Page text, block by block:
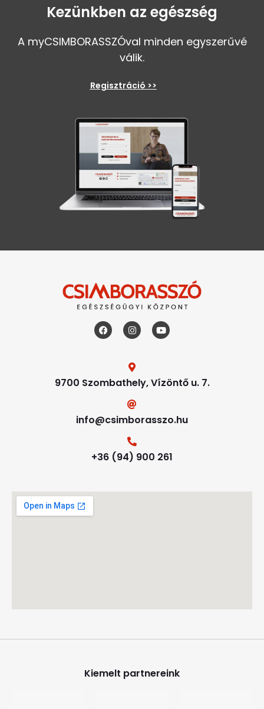
Kezünkben az egészség
A myCSIMBORASSZÓval minden egyszerűvé
válik.
Regisztráció >>
9700 Szombathely, Vízöntő u. 7.
info@csimborasszo.hu
+36 (94) 900 261
Kiemelt partnereink